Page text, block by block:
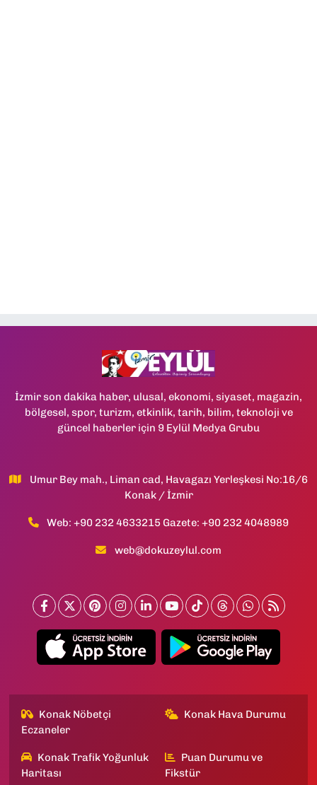
İzmir son dakika haber, ulusal, ekonomi, siyaset, magazin,
bölgesel, spor, turizm, etkinlik, tarih, bilim, teknoloji ve
güncel haberler için 9 Eylül Medya Grubu
Umur Bey mah., Liman cad, Havagazı Yerleşkesi No:16/6
Konak / İzmir
Web: +90 232 4633215 Gazete: +90 232 4048989
web@dokuzeylul.com
Konak Nöbetçi
Eczaneler
Konak Hava Durumu
Konak Trafik Yoğunluk
Haritası
Puan Durumu ve
Fikstür